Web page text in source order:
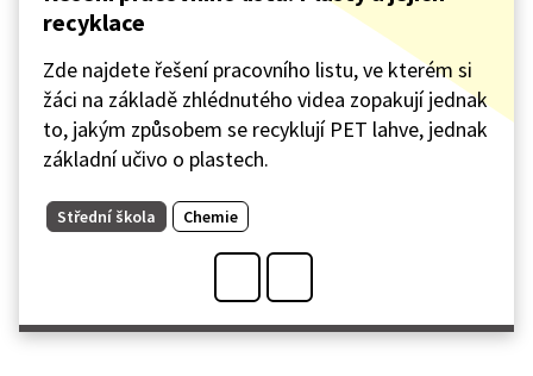
recyklace
Zde najdete řešení pracovního listu, ve kterém si
žáci na základě zhlédnutého videa zopakují jednak
to, jakým způsobem se recyklují PET lahve, jednak
základní učivo o plastech.
Střední škola Chemie